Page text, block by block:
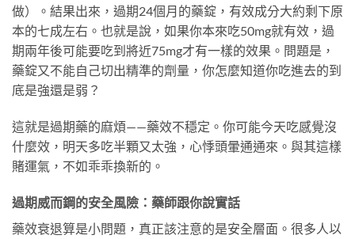
做）。結果出來，過期24個月的藥錠，有效成分大約剩下原
本的七成左右。也就是說，如果你本來吃50mg就有效，過
期兩年後可能要吃到將近75mg才有一樣的效果。問題是，
藥錠又不能自己切出精準的劑量，你怎麼知道你吃進去的到
底是強還是弱？
這就是過期藥的麻煩——藥效不穩定。你可能今天吃感覺沒
什麼效，明天多吃半顆又太強，心悸頭暈通通來。與其這樣
賭運氣，不如乖乖換新的。
過期威而鋼的安全風險：藥師跟你說實話
藥效衰退算是小問題，真正該注意的是安全層面。很多人以